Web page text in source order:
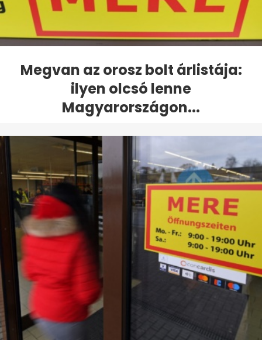
Megvan az orosz bolt árlistája:
ilyen olcsó lenne
Magyarországon...